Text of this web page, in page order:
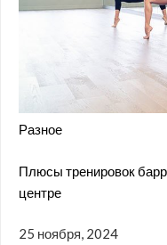
Разное
Плюсы тренировок
центре
25 ноября, 2024